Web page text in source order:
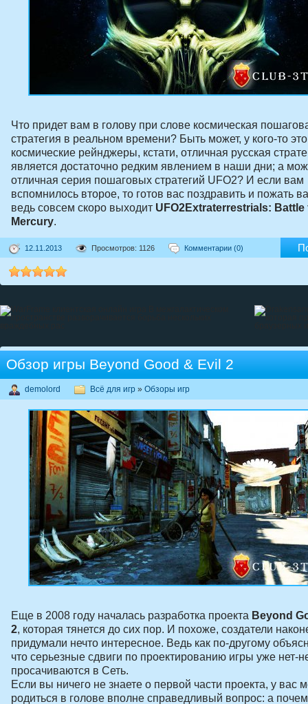
Что придет вам в голову при слове космическая
стратегия в реальном времени? Быть может, у кого-то это
космические рейнджеры, кстати, отличная русская
является достаточно редким явлением в наши дни; а
отличная серия пошаговых стратегий UFO2? И если вам
вспомнилось второе, то готов вас поздравить и пожать
ведь совсем скоро выходит UFO2Extraterrestrials: Battle
Mercury.
12.11.2013 Просмотров: 1126 Комментарии (0)
Обзор игры Beyond Good & Evil 2
demolord Всё для игр » Обзоры игр
Еще в 2008 году началась разработка проекта Beyond
2, которая тянется до сих пор. И похоже, создатели
придумали нечто интересное. Ведь как по-другому
что серьезные сдвиги по проектированию игры уже нет-
просачиваются в Сеть.
Если вы ничего не знаете о первой части проекта, у вас
родиться в голове вполне справедливый вопрос: а